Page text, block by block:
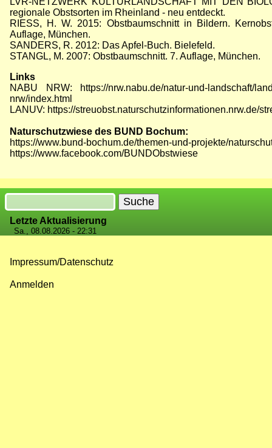
regionale Obstsorten im Rheinland - neu entdeckt.
RIESS, H. W. 2015: Obstbaumschnitt in Bildern.
Auflage, München.
SANDERS, R. 2012: Das Apfel-Buch. Bielefeld.
STANGL, M. 2007: Obstbaumschnitt. 7. Auflage, München.
Links
NABU NRW:
https://nrw.nabu.de/natur-und-landschaft/
nrw/index.html
LANUV: https://streuobst.naturschutzinformationen.nrw.de/
Naturschutzwiese des BUND Bochum:
https://www.bund-bochum.de/themen-und-projekte/
https://www.facebook.com/BUNDObstwiese
Suche
Letzte Aktualisierung
Sa., 08.08.2026 - 22:31
Impressum/Datenschutz
Anmelden